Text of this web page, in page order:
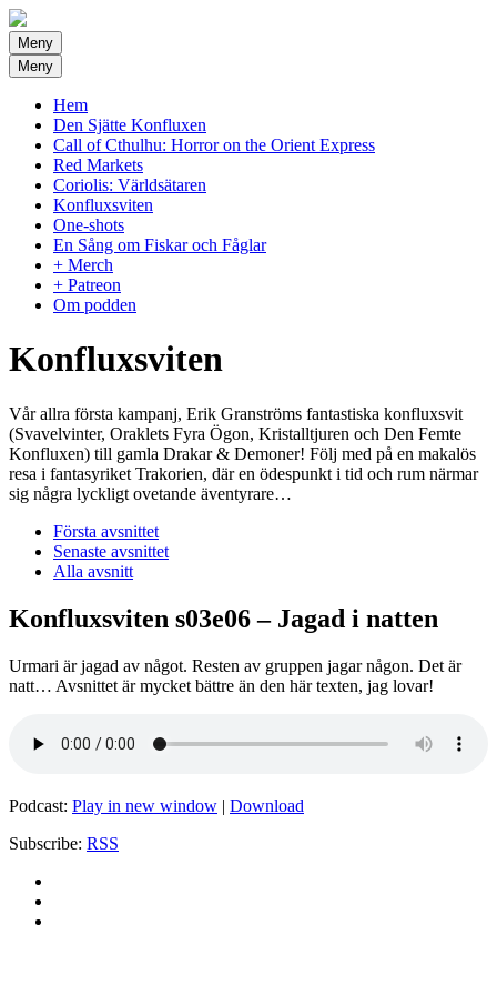
Meny
Meny
Hem
Den Sjätte Konfluxen
Call of Cthulhu: Horror on the Orient Express
Red Markets
Coriolis: Världsätaren
Konfluxsviten
One-shots
En Sång om Fiskar och Fåglar
+ Merch
+ Patreon
Om podden
Konfluxsviten
Vår allra första kampanj, Erik Granströms fantastiska konfluxsvit
(Svavelvinter, Oraklets Fyra Ögon, Kristalltjuren och Den Femte
Konfluxen) till gamla Drakar & Demoner! Följ med på en makalös
resa i fantasyriket Trakorien, där en ödespunkt i tid och rum närmar
sig några lyckligt ovetande äventyrare…
Första avsnittet
Senaste avsnittet
Alla avsnitt
Konfluxsviten s03e06 – Jagad i natten
Urmari är jagad av något. Resten av gruppen jagar någon. Det är
natt… Avsnittet är mycket bättre än den här texten, jag lovar!
Podcast: Play in new window | Download
Subscribe: RSS